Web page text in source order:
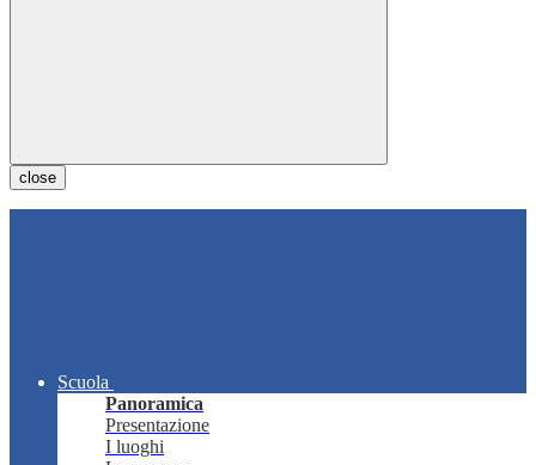
close
Scuola
Panoramica
Presentazione
I luoghi